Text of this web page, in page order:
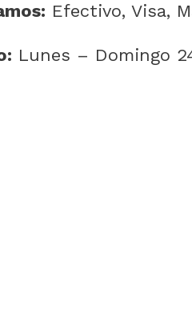
Efectivo, Visa,
Lunes – Domingo